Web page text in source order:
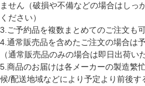
ません（破損や不備などの場合はしっ
ください）
3.ご予約品を複数まとめてのご注文も
4.通常販売品を含めたご注文の場合は
（通常販売品のみの場合は即日出荷い
5.商品のお届けは各メーカーの製造繁
候/配送地域などにより予定より前後す